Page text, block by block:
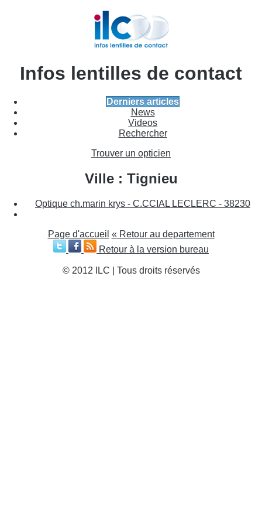
Infos lentilles de contact
Derniers articles
News
Videos
Rechercher
Trouver un opticien
Ville : Tignieu
Optique ch.marin krys - C.CCIAL LECLERC - 38230
Page d'accueil « Retour au departement
Retour à la version bureau
© 2012 ILC | Tous droits réservés